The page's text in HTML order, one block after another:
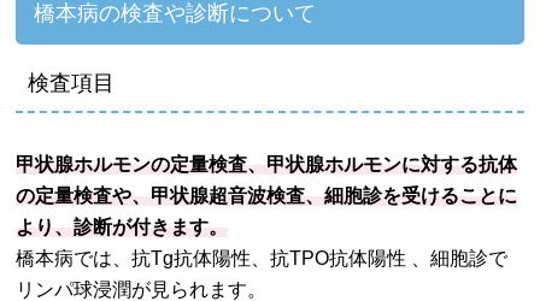
橋本病の検査や診断について
検査項目
甲状腺ホルモンの定量検査、甲状腺ホルモンに対する抗体
の定量検査や、甲状腺超音波検査、細胞診を受けることに
より、診断が付きます。
橋本病では、抗Tg抗体陽性、抗TPO抗体陽性 、細胞診で
リンパ球浸潤が見られます。